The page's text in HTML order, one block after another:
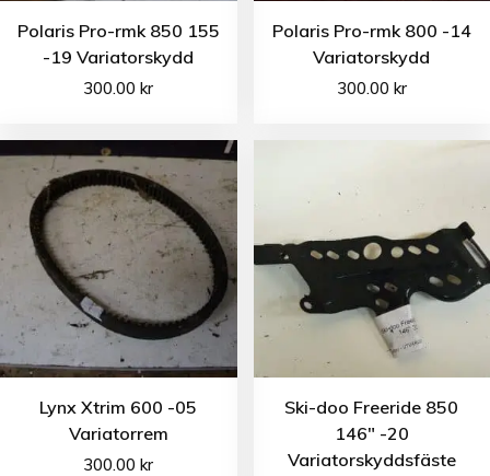
Polaris Pro-rmk 850 155
-19 Variatorskydd
300.00kr
Polaris Pro-rmk 800 -14
Variatorskydd
300.00 kr
Lynx Xtrim 600 -05
Variatorrem
300.00kr
Ski-doo Freeride 850
146″ -20
Variatorskyddsfäste